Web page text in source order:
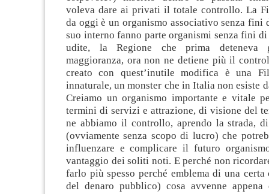
voleva dare ai privati il totale controllo. La
da oggi è un organismo associativo senza fini
suo interno fanno parte organismi senza fini
udite, la Regione che prima deteneva
maggioranza, ora non ne detiene più il
creato con quest’inutile modifica è una
innaturale, un monster che in Italia non esiste
Creiamo un organismo importante e vitale
termini di servizi e attrazione, di visione del
ne abbiamo il controllo, aprendo la strada,
(ovviamente senza scopo di lucro) che
influenzare e complicare il futuro
vantaggio dei soliti noti. E perché non
farlo più spesso perché emblema di una certa
del denaro pubblico) cosa avvenne appena